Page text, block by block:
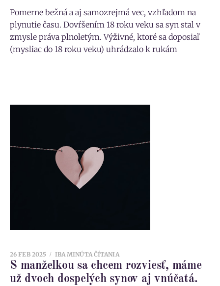
Pomerne bežná a aj samozrejmá vec, vzhľadom na
plynutie času. Dovŕšením 18 roku veku sa syn stal v
zmysle práva plnoletým. Výživné, ktoré sa doposiaľ
(mysliac do 18 roku veku) uhrádzalo k rukám
S manželkou sa chcem rozviesť, máme
už dvoch dospelých synov aj vnúčatá.
26 FEB 2025 IBA MINÚTA ČÍTANIA